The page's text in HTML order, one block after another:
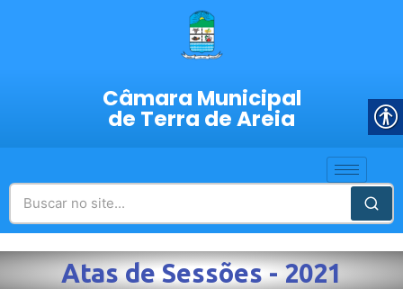
Câmara Municipal
de Terra de Areia
Atas de Sessões - 2021